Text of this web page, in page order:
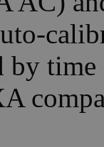
by time